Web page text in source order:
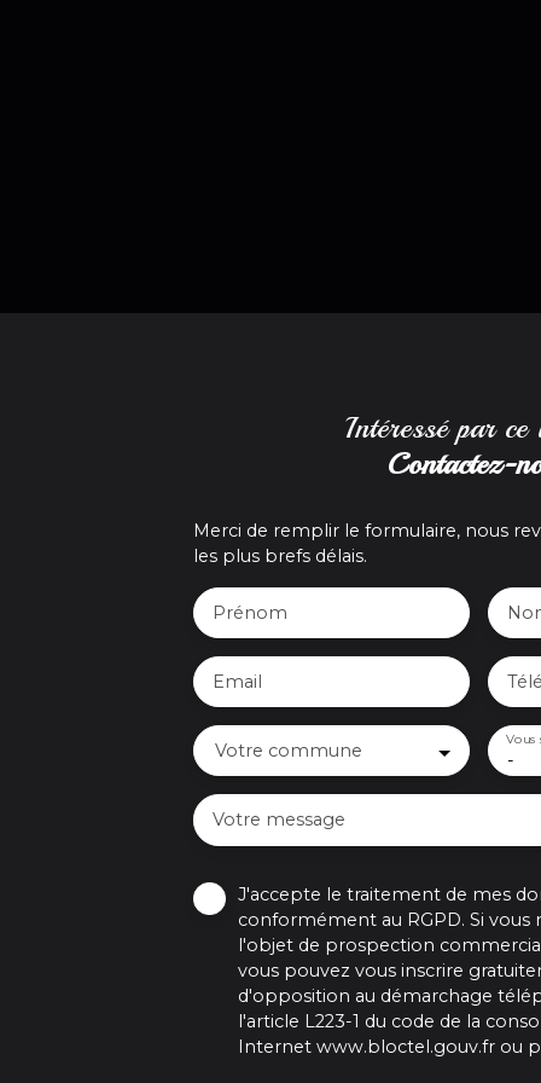
Intéressé par
Contactez-
Merci de remplir le formulaire, nous
les plus brefs délais.
Prénom
Email
Votre commune -
Vous
Votre message
J'accepte le traitement de mes
conformément au RGPD. Si vous
l'objet de prospection
vous pouvez vous inscrire
d'opposition au démarchage
l'article L223-1 du code de la
Internet www.bloctel.gouv.fr ou